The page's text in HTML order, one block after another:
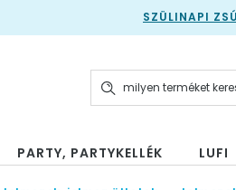
SZÜLINAPI
PARTY, PARTYKELLÉK LUFI